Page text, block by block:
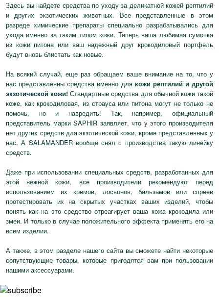
Здесь вы найдете средства по уходу за деликатной кожей рептилий
и других экзотических животных. Все представленные в этом
разреде химические препараты специально разрабатывались для
ухода именно за таким типом кожи. Теперь ваша любимая сумочка
из кожи питона или ваш надежный друг крокодиловый портфель
будут вновь блистать как новые.
На всякий случай, еще раз обращаем ваше внимание на то, что у
нас представленны средства именно для кожи рептилий и другой
экзотической кожи! Стандартные средства для обычной кожи такой
коже, как крокодиловая, из страуса или питона могут не только не
помочь, но и навредить! Так, например, официальный
представитель марки SAPHIR заявляет, что у этого производителя
нет других средств для экзотической кожи, кроме представленных у
нас. А SALAMANDER вообще снял с производства такую линейку
средств.
Даже при использовании специальных средств, разработанных для
этой нежной кожи, все производители рекомендуют перед
использованием их кремов, лосьонов, бальзамов или спреев
протестировать их на скрытых участках ваших изделий, чтобы
понять как на это средство отреагирует ваша кожа крокодила или
змеи. И только в случае положительного эффекта применять его на
всем изделии.
А также, в этом разделе нашего сайта вы сможете найти некоторые
сопутствующие товары, которые пригодятся вам при пользовании
нашими аксессуарами.